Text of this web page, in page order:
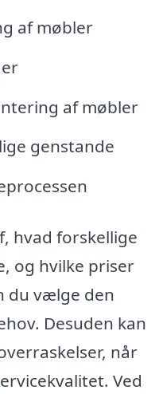
af møbler
af møbler
genstande
hvad forskellige
og hvilke priser
du vælge den
Desuden kan
når
Ved